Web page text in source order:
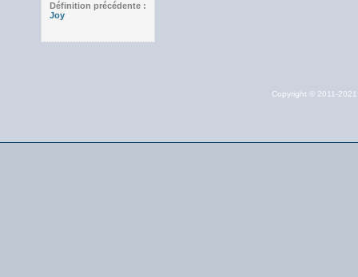
Définition précédente :
Joy
Copyright © 2011-